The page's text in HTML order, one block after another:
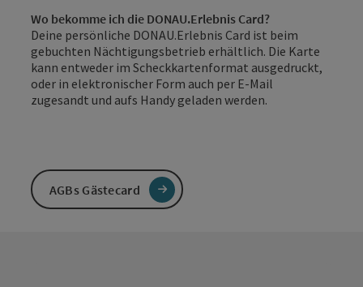
Wo bekomme ich die DONAU.Erlebnis Card?
Deine persönliche DONAU.Erlebnis Card ist beim
gebuchten Nächtigungsbetrieb erhältlich. Die Karte
kann entweder im Scheckkartenformat ausgedruckt,
oder in elektronischer Form auch per E-Mail
zugesandt und aufs Handy geladen werden.
AGBs Gästecard